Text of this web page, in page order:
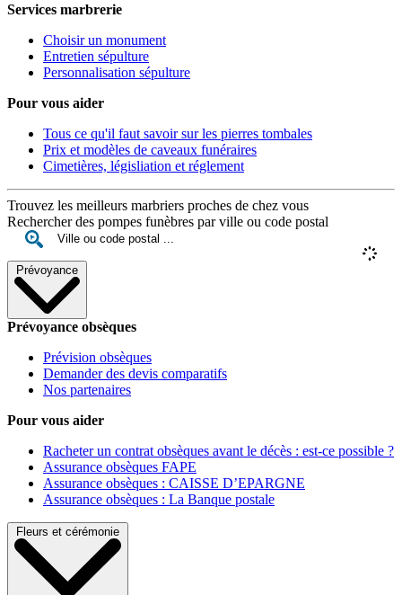
Services marbrerie
Choisir un monument
Entretien sépulture
Personnalisation sépulture
Pour vous aider
Tous ce qu'il faut savoir sur les pierres tombales
Prix et modèles de caveaux funéraires
Cimetières, législiation et réglement
Trouvez les meilleurs marbriers proches de chez vous
Rechercher des pompes funèbres par ville ou code postal
Prévoyance
Prévoyance obsèques
Prévision obsèques
Demander des devis comparatifs
Nos partenaires
Pour vous aider
Racheter un contrat obsèques avant le décès : est-ce possible ?
Assurance obsèques FAPE
Assurance obsèques : CAISSE D’EPARGNE
Assurance obsèques : La Banque postale
Fleurs et cérémonie